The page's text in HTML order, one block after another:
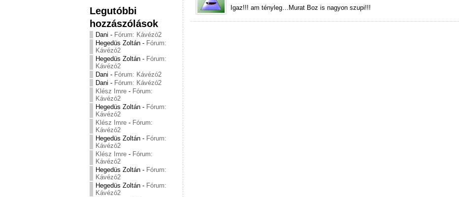
Legutóbbi
hozzászólások
Dani - Fórum: Kávézó2
Hegedüs Zoltán - Fórum:
Kávézó2
Hegedüs Zoltán - Fórum:
Kávézó2
Dani - Fórum: Kávézó2
Dani - Fórum: Kávézó2
Klész Imre - Fórum:
Kávézó2
Hegedüs Zoltán - Fórum:
Kávézó2
Klész Imre - Fórum:
Kávézó2
Hegedüs Zoltán - Fórum:
Kávézó2
Klész Imre - Fórum:
Kávézó2
Hegedüs Zoltán - Fórum:
Kávézó2
Hegedüs Zoltán - Fórum:
Kávézó2
Igaz!!! am tényleg…Murat Boz is nagyon szupi!!!